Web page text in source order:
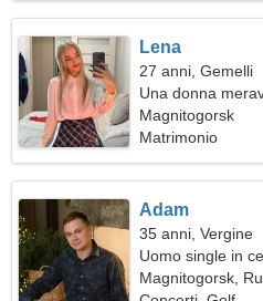
Lena
27 anni, Gemelli
Una donna
Magnitogorsk
Matrimonio
Adam
35 anni, Vergine
Uomo single in
Magnitogorsk,